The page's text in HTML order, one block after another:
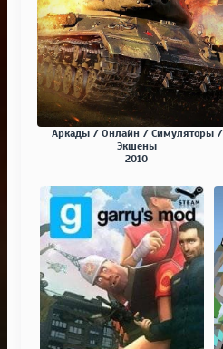
Аркады / Онлайн / Симуляторы /
Экшены
2010